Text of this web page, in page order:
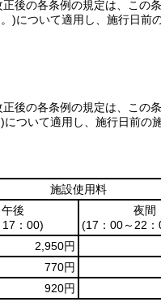
後の各条例の規定は、この
)について適用し、施行日前
後の各条例の規定は、この
について適用し、施行日前の
施設使用料
午後
：00)
夜間
(17：00～22：
2,950円
770円
920円